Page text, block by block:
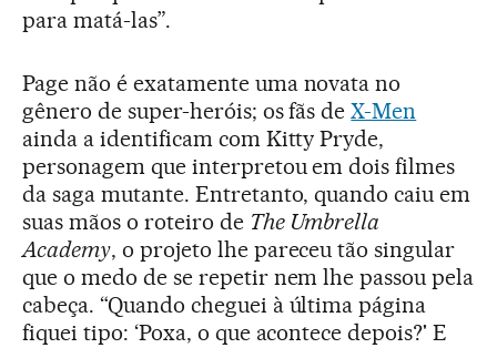
para matá-las”.
Page não é exatamente uma novata no
gênero de super-heróis; os fãs deX-Men
ainda a identificam com Kitty Pryde,
personagem que interpretou em dois filmes
da saga mutante. Entretanto, quando caiu em
suas mãos o roteiro de The Umbrella
Academy, o projeto lhe pareceu tão singular
que o medo de se repetir nem lhe passou pela
cabeça. “Quando cheguei à última página
fiquei tipo: ‘Poxa, o que acontece depois?' E